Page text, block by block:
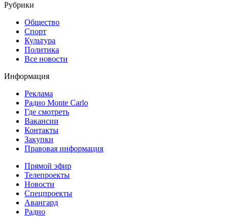
Рубрики
Общество
Спорт
Культура
Политика
Все новости
Информация
Реклама
Радио Monte Carlo
Где смотреть
Вакансии
Контакты
Закупки
Правовая информация
Прямой эфир
Телепроекты
Новости
Спецпроекты
Авангард
Радио